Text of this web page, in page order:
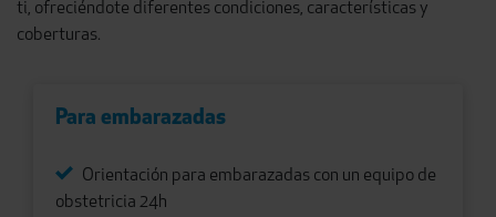
ti, ofreciéndote diferentes condiciones, características y
coberturas.
Para embarazadas
Orientación para embarazadas con un equipo de
obstetricia 24h